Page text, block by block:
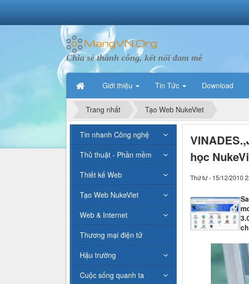
Chia sẻ thành công, kết nối đam mê
Giới thiệu Tin Tức Download
Trang nhất Tạo Web NukeViet
học
Thứ tư - 15/12/2010
Tin nhanh Công nghệ
Thủ thuật - Phần mềm
Thiết kế Web
Tạo Web NukeViet
Web & Internet
Thương mại điện tử
Hậu trường
Cuộc sống quanh ta